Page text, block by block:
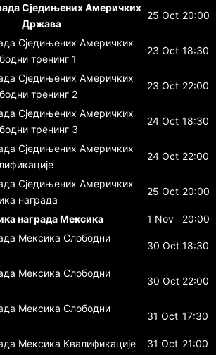
Сједињених Америчких
Држава
25 Oct 20:00
Сједињених Америчких
тренинг 1
23 Oct 18:30
Сједињених Америчких
тренинг 2
23 Oct 22:00
Сједињених Америчких
тренинг 3
24 Oct 18:30
Сједињених Америчких
24 Oct 22:00
Сједињених Америчких
награда
25 Oct 20:00
награда Мексика 1 Nov
20:00
Мексика Слободни
30 Oct 18:30
Мексика Слободни
30 Oct 22:00
Мексика Слободни
31 Oct 17:30
Мексика Квалификације 31 Oct 21:00